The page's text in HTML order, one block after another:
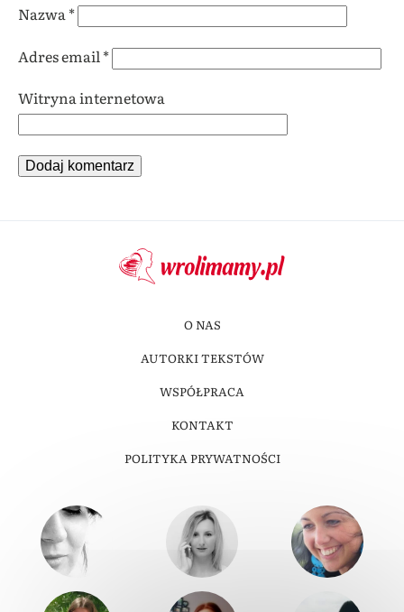
Nazwa*
Adres email *
Witryna internetowa
O NAS
AUTORKI TEKSTÓW
WSPÓŁPRACA
KONTAKT
POLITYKA PRYWATNOŚCI